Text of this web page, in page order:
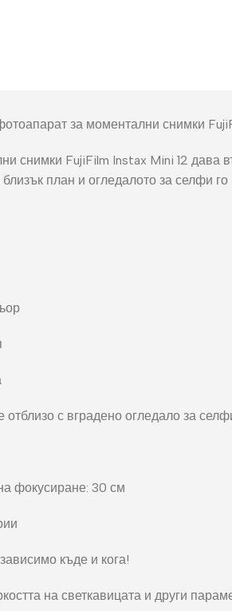
за моментални снимки
снимки FujiFilm Instax Mini 12 дава
план и огледалото за селфи
с вградено огледало за
фокусиране: 30 см
къде и кога!
на светкавицата и други